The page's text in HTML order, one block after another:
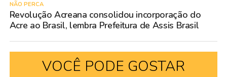
NÃO PERCA
Revolução Acreana consolidou incorporação do
Acre ao Brasil, lembra Prefeitura de Assis Brasil
VOCÊ PODE GOSTAR